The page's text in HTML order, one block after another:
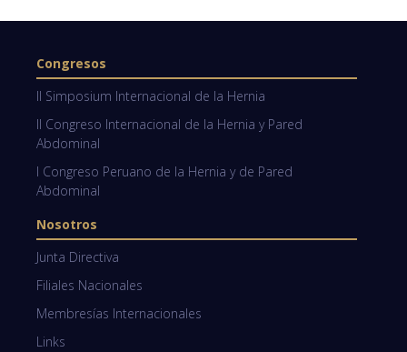
Congresos
II Simposium Internacional de la Hernia
II Congreso Internacional de la Hernia y Pared
Abdominal
I Congreso Peruano de la Hernia y de Pared
Abdominal
Nosotros
Junta Directiva
Filiales Nacionales
Membresías Internacionales
Links